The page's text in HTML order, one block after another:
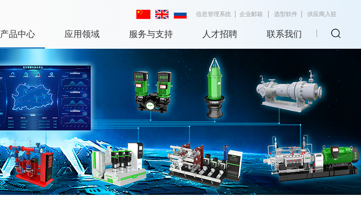
信息管理系统 企业邮箱 选型软件 供应商入驻
产品中心 应用领域 服务与支持 人才招聘 联系我们